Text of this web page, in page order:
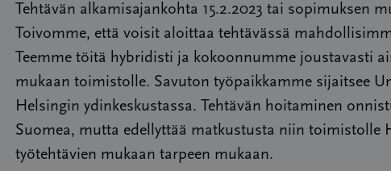
Tehtävän alkamisajankohta 15.2.2023 tai sopimuksen
Toivomme, että voisit aloittaa tehtävässä
Teemme töitä hybridisti ja kokoonnumme joustavasti
mukaan toimistolle. Savuton työpaikkamme sijaitsee
Helsingin ydinkeskustassa. Tehtävän hoitaminen
Suomea, mutta edellyttää matkustusta niin toimistolle
työtehtävien mukaan tarpeen mukaan.